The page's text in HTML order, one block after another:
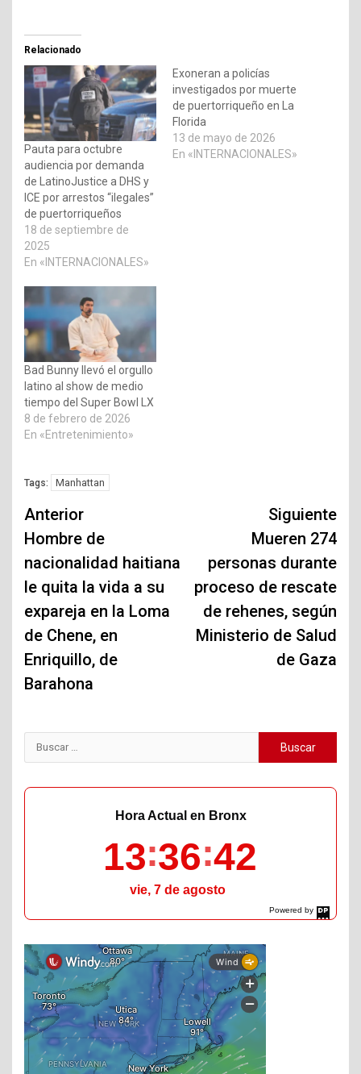
Relacionado
Pauta para octubre
audiencia por demanda
de LatinoJustice a DHS y
ICE por arrestos “ilegales”
de puertorriqueños
18 de septiembre de
2025
En «INTERNACIONALES»
Exoneran a policías
investigados por muerte
de puertorriqueño en La
Florida
13 de mayo de 2026
En «INTERNACIONALES»
Bad Bunny llevó el orgullo
latino al show de medio
tiempo del Super Bowl LX
8 de febrero de 2026
En «Entretenimiento»
Tags: Manhattan
Navegación
de
entradas
Anterior
Hombre de
nacionalidad haitiana
le quita la vida a su
expareja en la Loma
de Chene, en
Enriquillo, de
Barahona
Siguiente
Mueren 274
personas durante
proceso de rescate
de rehenes, según
Ministerio de Salud
de Gaza
Buscar:
Powered by
DaysPedia.com
Hora Actual en Bronx
13 36 43
vie, 7 de agosto